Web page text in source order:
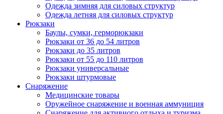
Одежда зимняя для силовых структур
Одежда летняя для силовых структур
Рюкзаки
Баулы, сумки, герморюкзаки
Рюкзаки от 36 до 54 литров
Рюкзаки до 35 литров
Рюкзаки от 55 до 110 литров
Рюкзаки универсальные
Рюкзаки штурмовые
Снаряжение
Медицинские товары
Оружейное снаряжение и военная аммуниция